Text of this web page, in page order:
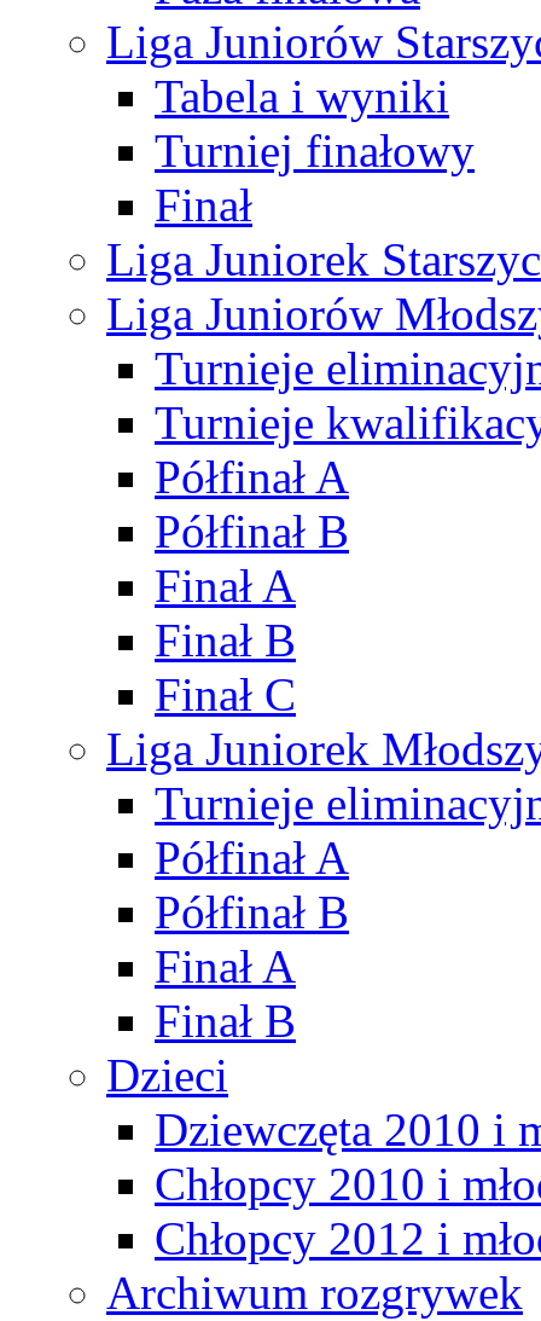
Liga Juniorów
Tabela i wyniki
Turniej finałowy
Finał
Liga Juniorek
Liga Juniorów
Turnieje
Turnieje
Półfinał A
Półfinał B
Finał A
Finał B
Finał C
Liga Juniorek
Turnieje
Półfinał A
Półfinał B
Finał A
Finał B
Dzieci
Dziewczęta 2010 i
Chłopcy 2010 i
Chłopcy 2012 i
Archiwum rozgrywek